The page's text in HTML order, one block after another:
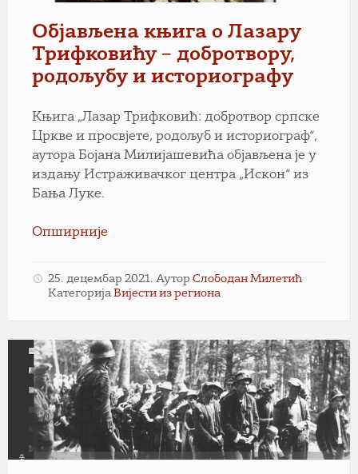
Објављена књига о Лазару
Трифковићу – добротвору,
родољубу и историографу
Књига „Лазар Трифковић: добротвор српске
Цркве и просвјете, родољуб и историограф“,
аутора Бојана Милијашевића објављена је у
издању Истраживачког центра „Искон“ из
Бања Луке.
Опширније
25. децембар 2021. Аутор Слободан Милетић
Категорија Вијести из региона
Голгота
Босанске
Крајине:
Дјеца
у
логорима
Независне